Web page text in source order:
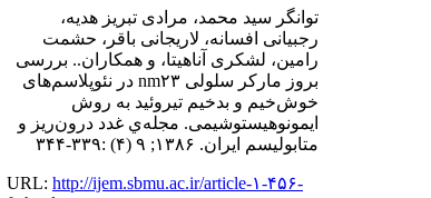
توانگر سید محمد، مرادی تبریز هدیه،
رجبیانی افسانه، لاریجانی باقر، حشمت
رامین، لشکری آناهیتا، و همکاران.. بررسی
بروز مارکر سلولی nm۲۳ در نئوپلاسم‌های
خوش‌خیم و بدخیم تیروئید به روش
ایمونوهیستوشیمی. مجله‌ي غدد درون‌ريز و
متابوليسم ايران. ۱۳۸۶; ۹ (۴) :۳۳۹-۳۴۴
URL: http://ijem.sbmu.ac.ir/article-۱-۴۵۶-